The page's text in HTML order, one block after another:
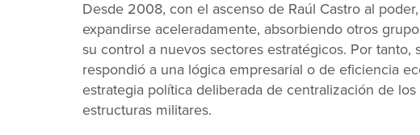
Desde 2008, con el ascenso de Raúl Castro al
expandirse aceleradamente, absorbiendo otros
su control a nuevos sectores estratégicos. Por tanto,
respondió a una lógica empresarial o de eficiencia
estrategia política deliberada de centralización de
estructuras militares.